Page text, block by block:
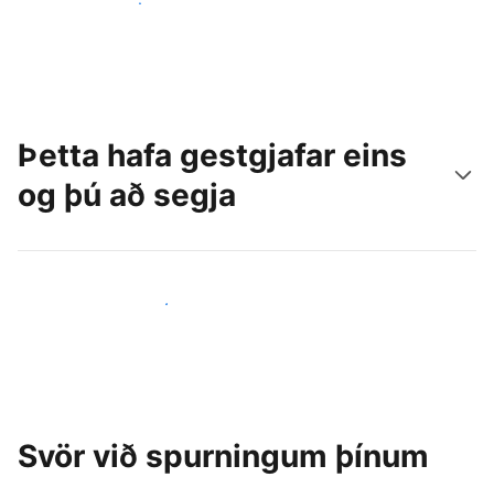
Þetta hafa gestgjafar eins
og þú að segja
Ganga til liðs við aðra gestgjafa
Svör við spurningum þínum